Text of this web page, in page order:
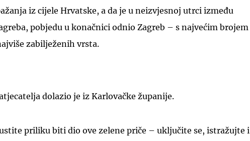
iz cijele Hrvatske, a da je u neizvjesnoj utrci između
pobjedu u konačnici odnio Zagreb – s najvećim brojem
zabilježenih vrsta.
dolazio je iz Karlovačke županije.
priliku biti dio ove zelene priče – uključite se, istražujte i